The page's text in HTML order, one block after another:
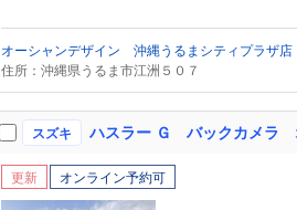
オーシャンデザイン 沖縄うるまシティプラザ店
住所：沖縄県うるま市江洲５０７
スズキ
更新 オンライン予約可